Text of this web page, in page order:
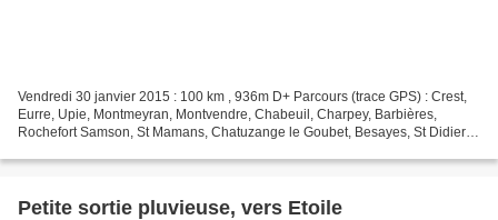
Vendredi 30 janvier 2015 : 100 km , 936m D+ Parcours (trace GPS) : Crest,
Eurre, Upie, Montmeyran, Montvendre, Chabeuil, Charpey, Barbières,
Rochefort Samson, St Mamans, Chatuzange le Goubet, Besayes, St Didier,
Petite sortie pluvieuse, vers Etoile